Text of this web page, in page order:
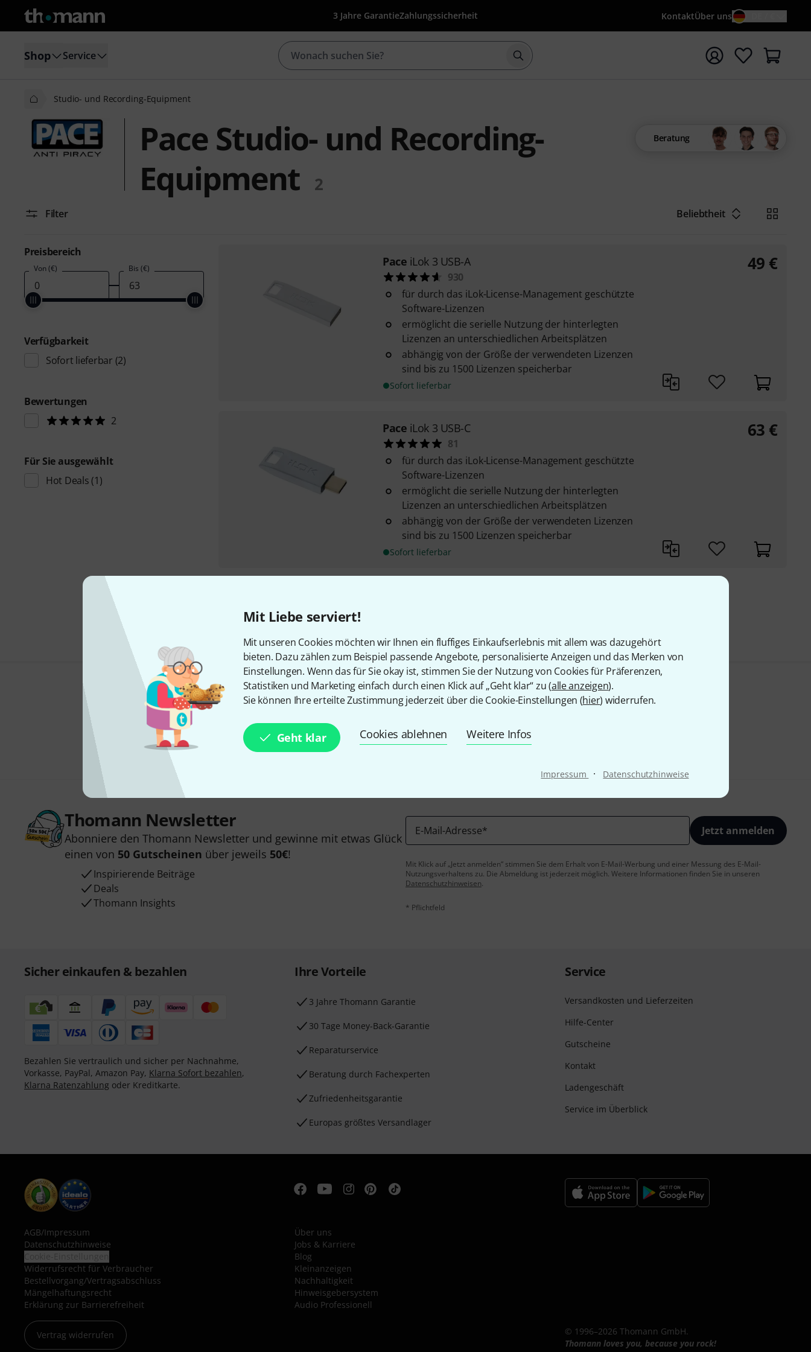
Mit Liebe serviert!
Mit unseren Cookies möchten wir Ihnen ein fluffiges Einkaufserlebnis mit allem was dazugehört
bieten. Dazu zählen zum Beispiel passende Angebote, personalisierte Anzeigen und das Merken von
Einstellungen. Wenn das für Sie okay ist, stimmen Sie der Nutzung von Cookies für Präferenzen,
Statistiken und Marketing einfach durch einen Klick auf „Geht klar“ zu (alle anzeigen).
Sie können Ihre erteilte Zustimmung jederzeit über die Cookie-Einstellungen (hier) widerrufen.
Geht klar Cookies ablehnen Weitere Infos
Impressum · Datenschutzhinweise
3 Jahre GarantieZahlungssicherheit KontaktÜber uns
Shop Service Suche mit Suchwort {searchTerm} starten
Studio- und Recording-Equipment
Pace Studio- und Recording-
Equipment
2
Beratung
Filter Beliebtheit
Preisbereich
Von (€) Bis (€)
Verfügbarkeit
Sofort lieferbar (2)
Bewertungen
2
Für Sie ausgewählt
Hot Deals (1)
Pace iLok 3 USB-A
930
für durch das iLok-License-Management geschützte
Software-Lizenzen
ermöglicht die serielle Nutzung der hinterlegten
Lizenzen an unterschiedlichen Arbeitsplätzen
abhängig von der Größe der verwendeten Lizenzen
sind bis zu 1500 Lizenzen speicherbar
Sofort lieferbar
49 €
Pace iLok 3 USB-C
81
für durch das iLok-License-Management geschützte
Software-Lizenzen
ermöglicht die serielle Nutzung der hinterlegten
Lizenzen an unterschiedlichen Arbeitsplätzen
abhängig von der Größe der verwendeten Lizenzen
sind bis zu 1500 Lizenzen speicherbar
Sofort lieferbar
63 €
Gefällt Ihnen, was Sie sehen?
Teilen Hilfe & Feedback
Thomann Newsletter
Abonniere den Thomann Newsletter und gewinne mit etwas Glück
einen von 50 Gutscheinen über jeweils 50€!
Inspirierende Beiträge
Deals
Thomann Insights
E-Mail-Adresse* Jetzt anmelden
Mit Klick auf „Jetzt anmelden“ stimmen Sie dem Erhalt von E-Mail-Werbung und einer Messung des E-Mail-
Nutzungsverhaltens zu. Die Abmeldung ist jederzeit möglich. Weitere Informationen finden Sie in unseren
Datenschutzhinweisen.
* Pflichtfeld
Sicher einkaufen & bezahlen
Bezahlen Sie vertraulich und sicher per Nachnahme,
Vorkasse, PayPal, Amazon Pay, Klarna Sofort bezahlen,
Klarna Ratenzahlung oder Kreditkarte.
Ihre Vorteile
3 Jahre Thomann Garantie
30 Tage Money-Back-Garantie
Reparaturservice
Beratung durch Fachexperten
Zufriedenheitsgarantie
Europas größtes Versandlager
Service
Versandkosten und Lieferzeiten
Hilfe-Center
Gutscheine
Kontakt
Ladengeschäft
Service im Überblick
AGB/Impressum
Datenschutzhinweise
Widerrufsrecht für Verbraucher
Bestellvorgang/Vertragsabschluss
Mängelhaftungsrecht
Erklärung zur Barrierefreiheit
Vertrag widerrufen
Über uns
Jobs & Karriere
Blog
Kleinanzeigen
Nachhaltigkeit
Hinweisgebersystem
Audio Professionell
© 1996–2026 Thomann GmbH.
Thomann loves you, because you rock!